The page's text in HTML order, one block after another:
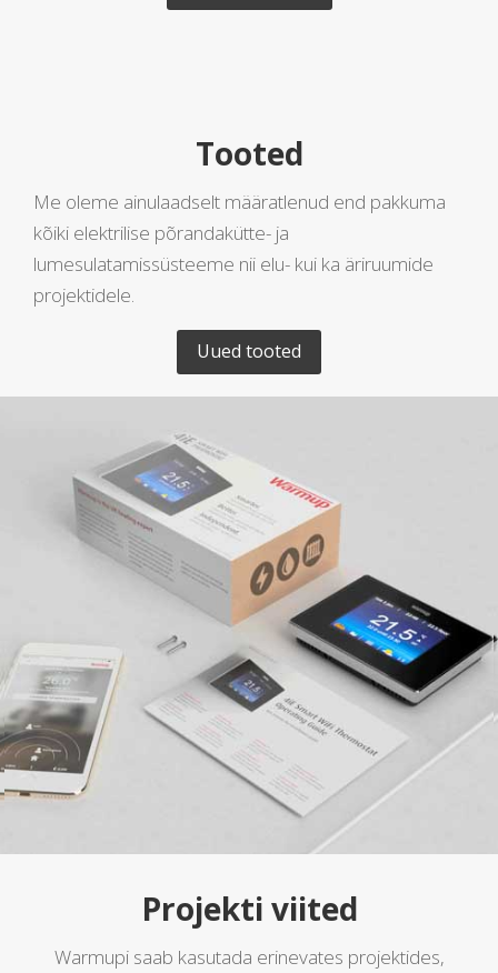
Tooted
Me oleme ainulaadselt määratlenud end pakkuma
kõiki elektrilise põrandakütte- ja
lumesulatamissüsteeme nii elu- kui ka äriruumide
projektidele.
Uued tooted
Projekti viited
Warmupi saab kasutada erinevates projektides,